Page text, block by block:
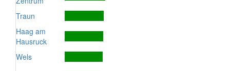
Traun
Haag am
Hausruck
Wels